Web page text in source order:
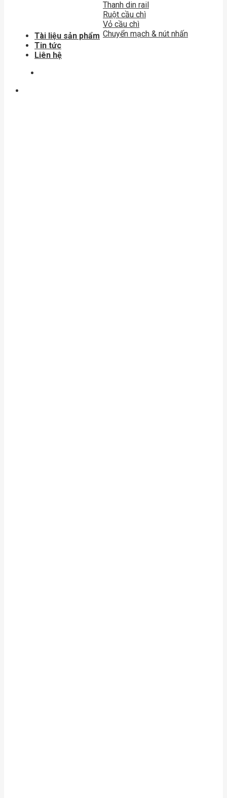
Thanh din rail
Ruột cầu chì
Vỏ cầu chì
Chuyển mạch & nút nhấn
Tài liệu sản phẩm
Tin tức
Liên hệ